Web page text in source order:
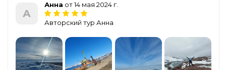
А
Анна от 14 мая 2024 г.
Авторский тур Анна